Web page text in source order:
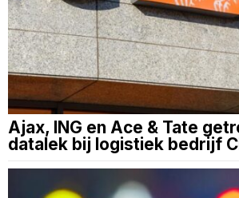
Ajax, ING en Ace & Tate
datalek bij logistiek bedrijf